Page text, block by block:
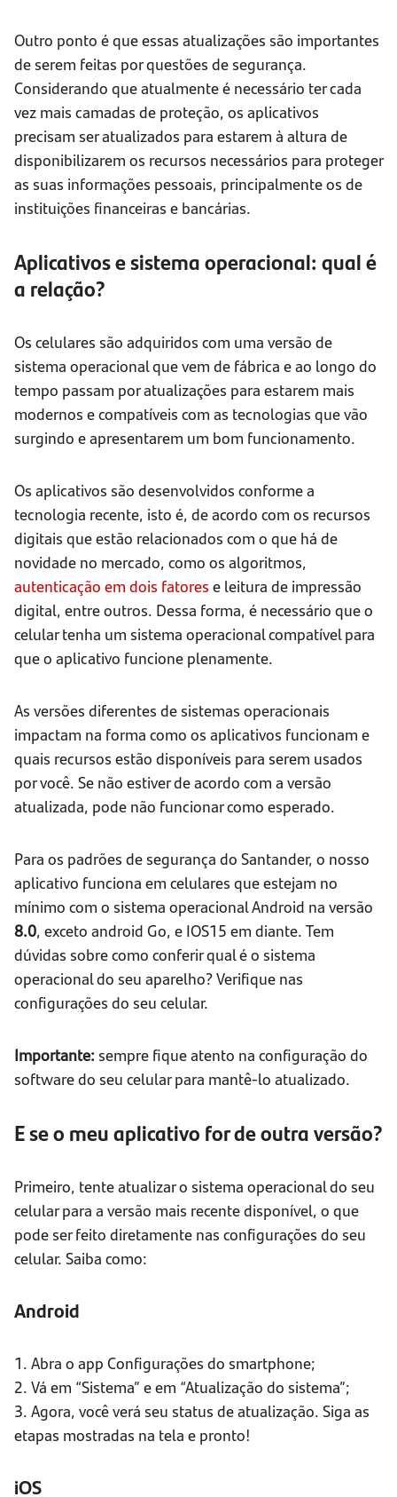
Outro ponto é que essas atualizações são importantes
de serem feitas por questões de segurança.
Considerando que atualmente é necessário ter cada
vez mais camadas de proteção, os aplicativos
precisam ser atualizados para estarem à altura de
disponibilizarem os recursos necessários para proteger
as suas informações pessoais, principalmente os de
instituições financeiras e bancárias.
Aplicativos e sistema operacional: qual é
a relação?
Os celulares são adquiridos com uma versão de
sistema operacional que vem de fábrica e ao longo do
tempo passam por atualizações para estarem mais
modernos e compatíveis com as tecnologias que vão
surgindo e apresentarem um bom funcionamento.
Os aplicativos são desenvolvidos conforme a
tecnologia recente, isto é, de acordo com os recursos
digitais que estão relacionados com o que há de
novidade no mercado, como os algoritmos,
autenticação em dois fatores e leitura de impressão
digital, entre outros. Dessa forma, é necessário que o
celular tenha um sistema operacional compatível para
que o aplicativo funcione plenamente.
As versões diferentes de sistemas operacionais
impactam na forma como os aplicativos funcionam e
quais recursos estão disponíveis para serem usados
por você. Se não estiver de acordo com a versão
atualizada, pode não funcionar como esperado.
Para os padrões de segurança do Santander, o nosso
aplicativo funciona em celulares que estejam no
mínimo com o sistema operacional Android na versão
8.0, exceto android Go, e IOS15 em diante. Tem
dúvidas sobre como conferir qual é o sistema
operacional do seu aparelho? Verifique nas
configurações do seu celular.
Importante: sempre fique atento na configuração do
software do seu celular para mantê-lo atualizado.
E se o meu aplicativo for de outra versão?
Primeiro, tente atualizar o sistema operacional do seu
celular para a versão mais recente disponível, o que
pode ser feito diretamente nas configurações do seu
celular. Saiba como:
Android
1. Abra o app Configurações do smartphone;
2. Vá em “Sistema” e em “Atualização do sistema”;
3. Agora, você verá seu status de atualização. Siga as
etapas mostradas na tela e pronto!
iOS